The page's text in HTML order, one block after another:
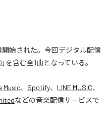
開始された。今回デジタル配信
を含む全1曲となっている。
Music、 Spotify、 LINE MUSIC、
などの音楽配信サービスで